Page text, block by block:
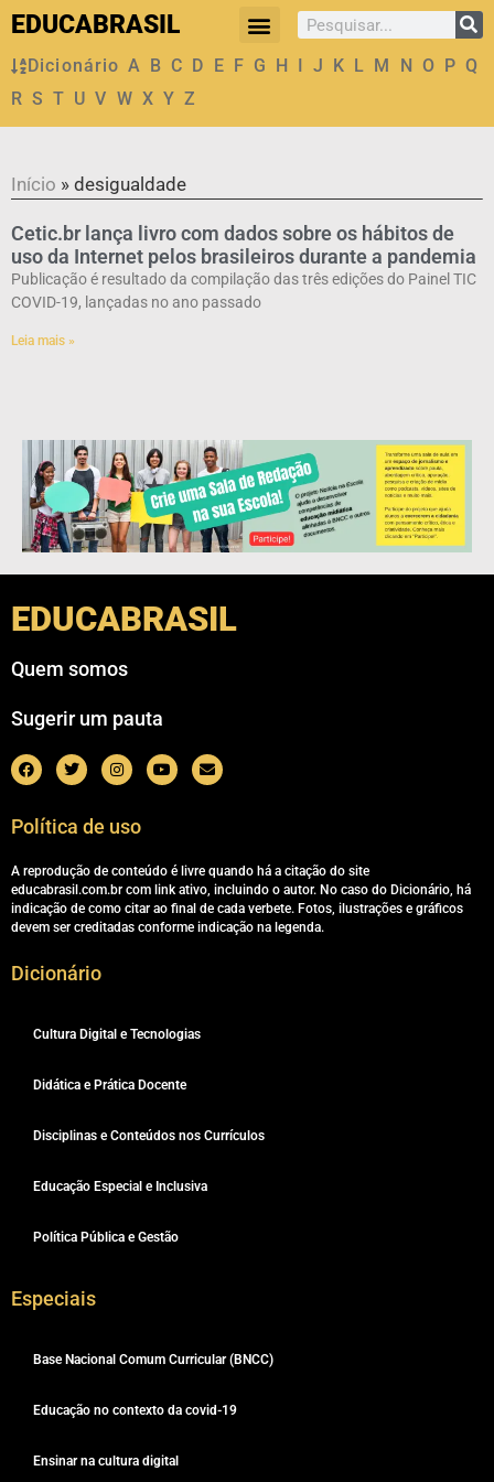
EDUCABRASIL
Dicionário A B C D E F G H I J K L M N O P Q
R S T U V W X Y Z
Início » desigualdade
Cetic.br lança livro com dados sobre os hábitos de
uso da Internet pelos brasileiros durante a pandemia
Publicação é resultado da compilação das três edições do Painel TIC
COVID-19, lançadas no ano passado
Leia mais »
EDUCABRASIL
Quem somos
Sugerir um pauta
Política de uso
A reprodução de conteúdo é livre quando há a citação do site
educabrasil.com.br com link ativo, incluindo o autor. No caso do Dicionário, há
indicação de como citar ao final de cada verbete. Fotos, ilustrações e gráficos
devem ser creditadas conforme indicação na legenda.
Dicionário
Cultura Digital e Tecnologias
Didática e Prática Docente
Disciplinas e Conteúdos nos Currículos
Educação Especial e Inclusiva
Política Pública e Gestão
Especiais
Base Nacional Comum Curricular (BNCC)
Educação no contexto da covid-19
Ensinar na cultura digital